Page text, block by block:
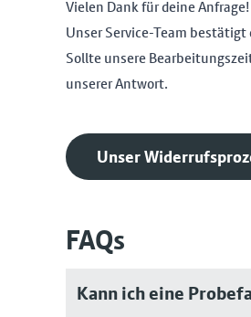
Vielen Dank für deine Anfrage!
Unser Service-Team
Sollte unsere
unserer Antwort.
Unser
FAQs
Kann ich eine